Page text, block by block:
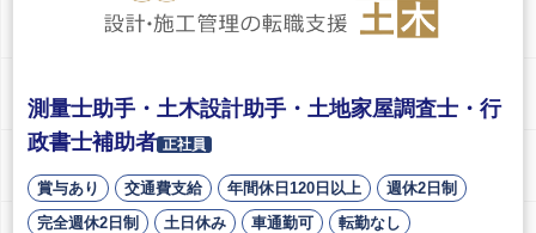
測量士助手・土木設計助手・土地家屋調査士・行
政書士補助者 正社員
賞与あり 交通費支給 年間休日120日以上
週休2日制
完全週休2日制
土日休み 車通勤可 転勤なし